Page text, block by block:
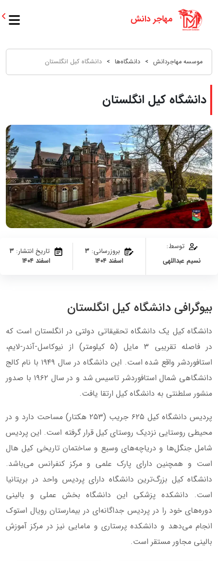
موسسه مهاجردانش > دانشگاه‌ها > دانشگاه کیل انگلستان
دانشگاه کیل انگلستان
توسط:
نسیم عبداللهی
بروزرسانی: ۳
اسفند ۱۴۰۴
تاریخ انتشار: ۳
اسفند ۱۴۰۴
بیوگرافی دانشگاه کیل انگلستان
دانشگاه کیل یک دانشگاه تحقیقاتی دولتی در انگلستان است که
در فاصله تقریبی ۳ مایل (۵ کیلومتر) از نیوکاسل-آندر-لایم،
استافوردشر واقع شده است. این دانشگاه در سال ۱۹۴۹ با نام کالج
دانشگاهی شمال استافوردشر تاسیس شد و در سال ۱۹۶۲ با صدور
منشور سلطنتی به دانشگاه کیل ارتقا یافت.
پردیس دانشگاه کیل ۶۲۵ جریب (۲۵۳ هکتار) مساحت دارد و در
محیطی روستایی نزدیک روستای کیل قرار گرفته است. این پردیس
شامل جنگل‌ها و دریاچه‌های وسیع و ساختمان تاریخی کیل هال
است و همچنین دارای پارک علمی و مرکز کنفرانس می‌باشد.
دانشگاه کیل بزرگ‌ترین دانشگاه دارای پردیس واحد در بریتانیا
است. دانشکده پزشکی این دانشگاه بخش عملی و بالینی
دوره‌های خود را در پردیس جداگانه‌ای در بیمارستان رویال استوک
انجام می‌دهد و دانشکده پرستاری و مامایی نیز در مرکز آموزش
بالینی مجاور مستقر است.